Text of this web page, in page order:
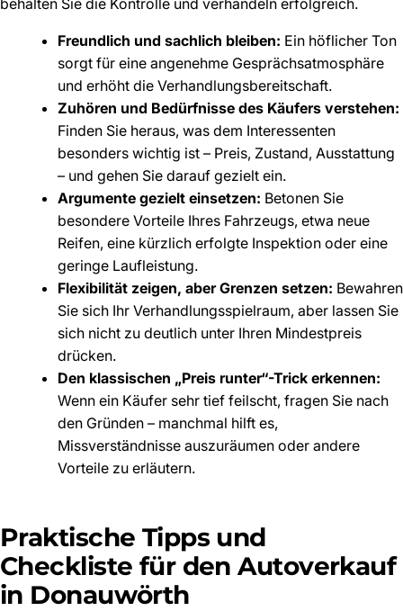
Freundlich und sachlich bleiben: Ein höflicher Ton
sorgt für eine angenehme Gesprächsatmosphäre
und erhöht die Verhandlungsbereitschaft.
Zuhören und Bedürfnisse des Käufers verstehen:
Finden Sie heraus, was dem Interessenten
besonders wichtig ist – Preis, Zustand, Ausstattung
– und gehen Sie darauf gezielt ein.
Argumente gezielt einsetzen: Betonen Sie
besondere Vorteile Ihres Fahrzeugs, etwa neue
Reifen, eine kürzlich erfolgte Inspektion oder eine
geringe Laufleistung.
Flexibilität zeigen, aber Grenzen setzen: Bewahren
Sie sich Ihr Verhandlungsspielraum, aber lassen Sie
sich nicht zu deutlich unter Ihren Mindestpreis
drücken.
Den klassischen „Preis runter“-Trick erkennen:
Wenn ein Käufer sehr tief feilscht, fragen Sie nach
den Gründen – manchmal hilft es,
Missverständnisse auszuräumen oder andere
Vorteile zu erläutern.
Praktische Tipps und
Checkliste für den Autoverkauf
in Donauwörth